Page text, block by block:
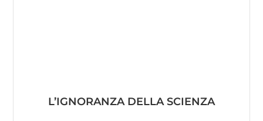
L’IGNORANZA DELLA SCIENZA